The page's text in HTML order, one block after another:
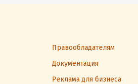
Правообладателям
Документация
Реклама для бизнеса